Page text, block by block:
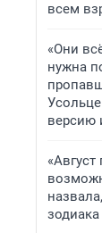
всем
«Они
нужна
версию